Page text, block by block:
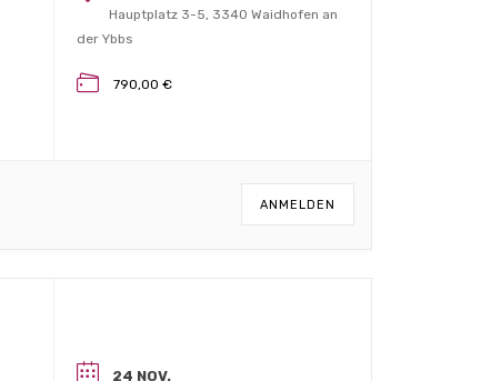
Hauptplatz 3-5, 3340 Waidhofen an
der Ybbs
790,00 €
ANMELDEN
24 NOV.